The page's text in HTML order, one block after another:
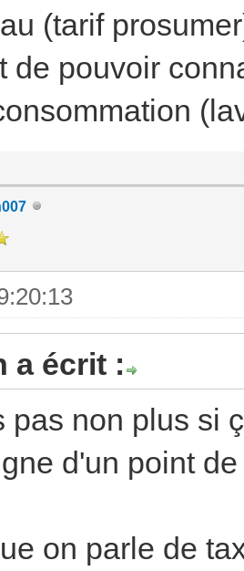
(tarif
de pouvoir
a écrit :
pas non plus si
d'un point
on parle de